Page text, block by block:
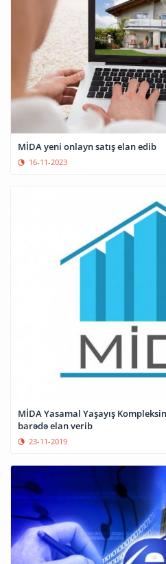
MİDA yeni onlayn satış elan edib
16-11-2023
MİDA Yasamal Yaşayış
barədə elan verib
23-11-2019